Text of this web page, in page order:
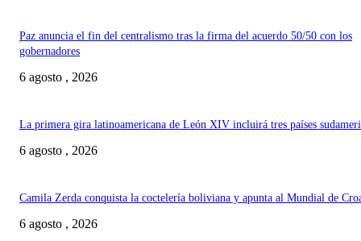
Paz anuncia el fin del centralismo tras la firma del acuerdo 50/50 con los
gobernadores
6 agosto , 2026
La primera gira latinoamericana de León XIV incluirá tres países
6 agosto , 2026
Camila Zerda conquista la coctelería boliviana y apunta al Mundial de
6 agosto , 2026